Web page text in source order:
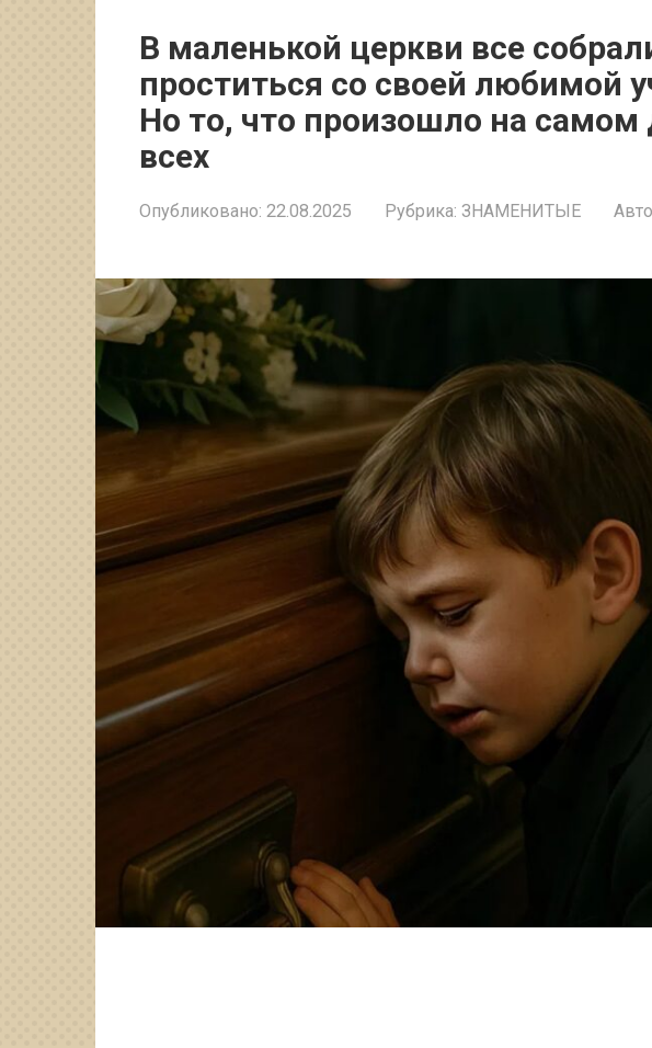
В маленькой церкви все
проститься со своей любимой
Но то, что произошло на самом
всех
Опубликовано: 22.08.2025 Рубрика: ЗНАМЕНИТЫЕ